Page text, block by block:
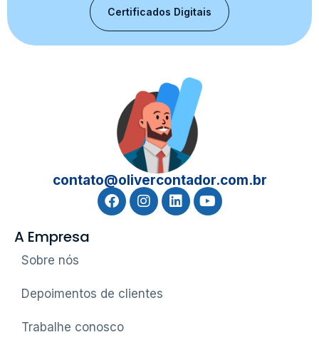
Certificados Digitais
contato@olivercontador.com.br
A Empresa
Sobre nós
Depoimentos de clientes
Trabalhe conosco